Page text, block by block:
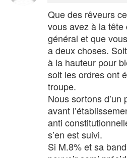
Que des rêveurs
vous avez à la tête
général et que
a deux choses.
à la hauteur pour
soit les ordres ont
troupe.
Nous sortons
avant
anti
s’en est suivi.
Si M.8% et sa